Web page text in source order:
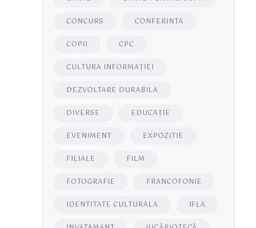
CONCURS CONFERINTA
COPII CPC
CULTURA INFORMAŢIEI
DEZVOLTARE DURABILA
DIVERSE EDUCAŢIE
EVENIMENT EXPOZITIE
FILIALE FILM
FOTOGRAFIE FRANCOFONIE
IDENTITATE CULTURALA IFLA